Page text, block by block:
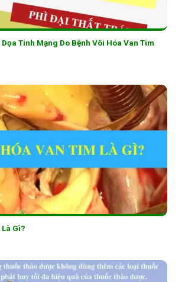
Tính Mạng Do Bệnh Vôi Hóa Van Tim
Gì?